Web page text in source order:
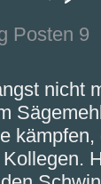
Posten 9
nicht